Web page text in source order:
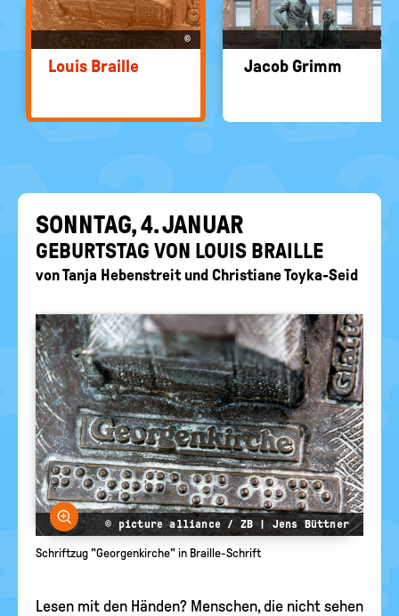
politische
Bildung
EIN-
/
©
Jacob Grimm
©
Louis Braille
SONN­TAG, 4. JA­NU­AR
GE­BURTS­TAG VON LOUIS BRAILLE
vonTanja Hebenstreitund Christiane Toyka-Seid
Bild vergrößern
© picture alliance / ZB | Jens Büttner
Schriftzug "Georgenkirche" in Braille-Schrift
Lesen mit den Händen? Menschen, die nicht sehen